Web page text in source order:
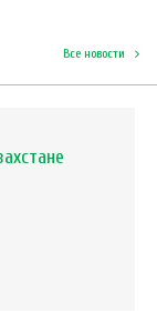
Все новости